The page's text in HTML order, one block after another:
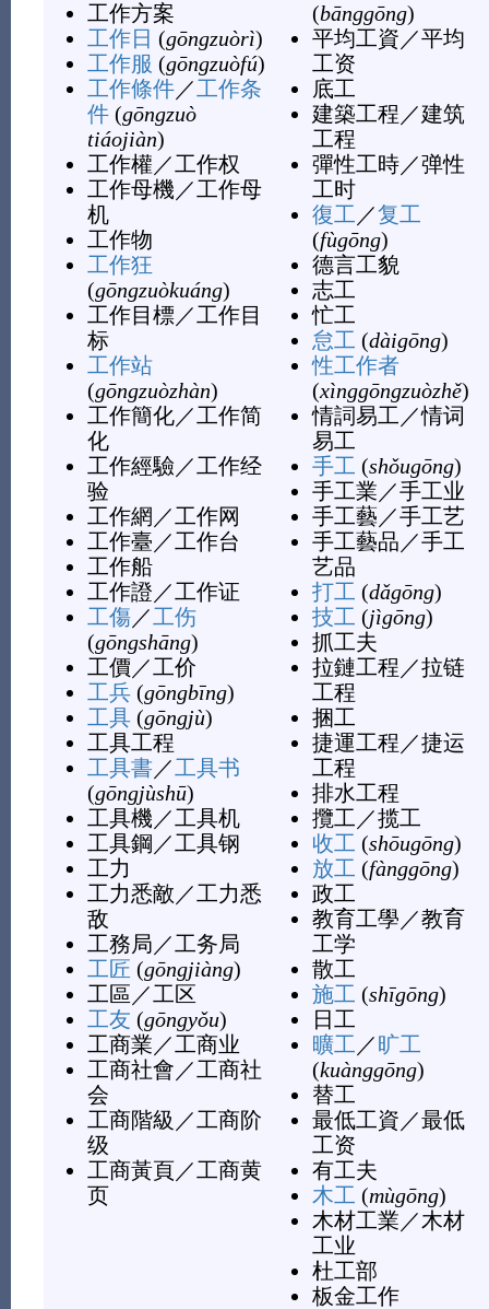
工作方案
工作日 (gōngzuòrì)
工作服 (gōngzuòfú)
工作條件／工作条
件(gōngzuò
tiáojiàn)
工作權 ／工作权
工作母機 ／工作母
机
工作物
工作狂
(gōngzuòkuáng)
工作目標／工作目
标
工作站
(gōngzuòzhàn)
工作簡化／工作简
化
工作經驗 ／工作经
验
工作網 ／工作网
工作臺 ／工作台
工作船
工作證 ／工作证
工傷／工伤
(gōngshāng)
工價 ／工价
工兵(gōngbīng)
工具(gōngjù)
工具工程
工具書 ／工具书
(gōngjùshū)
工具機 ／工具机
工具鋼 ／工具钢
工力
工力悉敵 ／工力悉
敌
工務局 ／工务局
工匠 (gōngjiàng)
工區 ／工区
工友 (gōngyǒu)
工商業 ／工商业
工商社會 ／工商社
会
工商階級 ／工商阶
级
工商黃頁／工商黄
页
(bānggōng)
平均工資 ／平均
工资
底工
建築工程 ／建筑
工程
彈性工時／弹性
工时
復工 ／复工
(fùgōng)
德言工貌
志工
忙工
怠工 (dàigōng)
性工作者
(xìnggōngzuòzhě)
情詞易工 ／情词
易工
手工 (shǒugōng)
手工業 ／手工业
手工藝 ／手工艺
手工藝品 ／手工
艺品
打工 (dǎgōng)
技工 (jìgōng)
抓工夫
拉鏈工程 ／拉链
工程
捆工
捷運工程 ／捷运
工程
排水工程
攬工 ／揽工
收工 (shōugōng)
放工 (fànggōng)
政工
教育工學 ／教育
工学
散工
施工 (shīgōng)
日工
曠工 ／旷工
(kuànggōng)
替工
最低工資 ／最低
工资
有工夫
木工 (mùgōng)
木材工業 ／木材
工业
杜工部
板金工作